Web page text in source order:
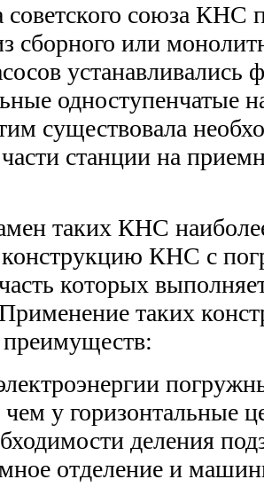
союза КНС
сборного или
устанавливались
существовала
станции на
таких КНС
КНС с
которых
таких
у горизонтальные
деления
отделение и